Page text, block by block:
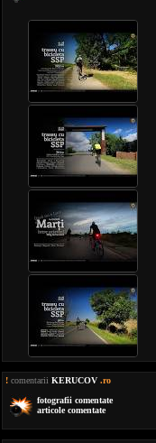
! comentarii KERUCOV .ro
fotografii comentate
articole comentate